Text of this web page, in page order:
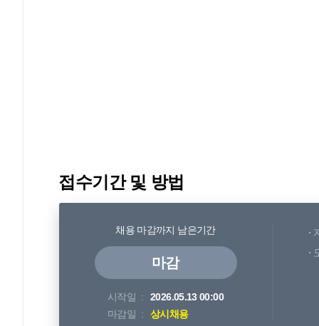
접수기간 및 방법
채용 마감까지 남은기간
마감
시작일
2026.05.13 00:00
마감일
상시채용